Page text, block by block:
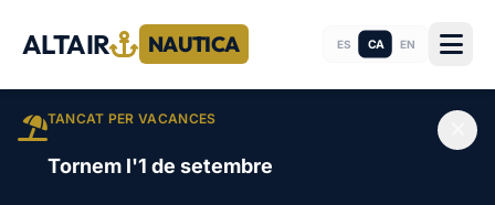
ALTAIR NAUTICA ES CA EN
TANCAT PER VACANCES
Tornem l'1 de setembre